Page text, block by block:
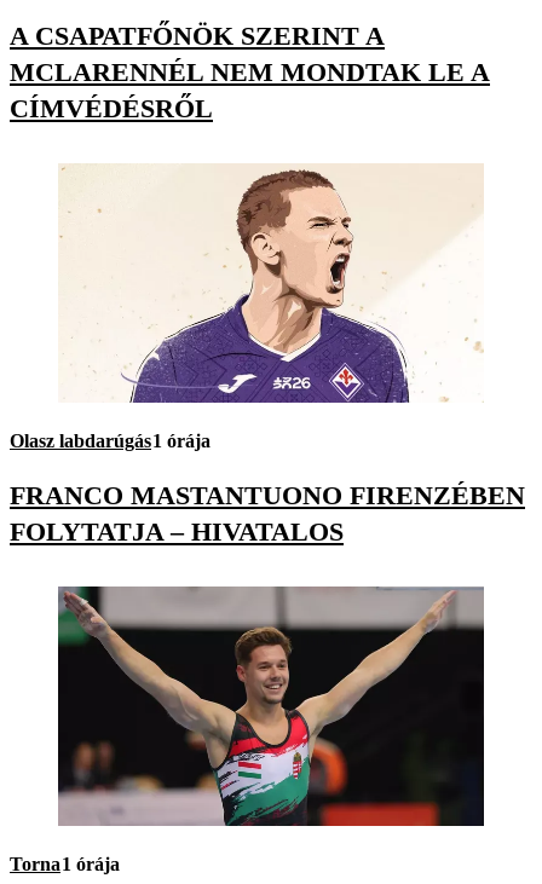
A CSAPATFŐNÖK SZERINT A
MCLARENNÉL NEM MONDTAK LE A
CÍMVÉDÉSRŐL
Olasz labdarúgás1 órája
FRANCO MASTANTUONO FIRENZÉBEN
FOLYTATJA – HIVATALOS
Torna1 órája